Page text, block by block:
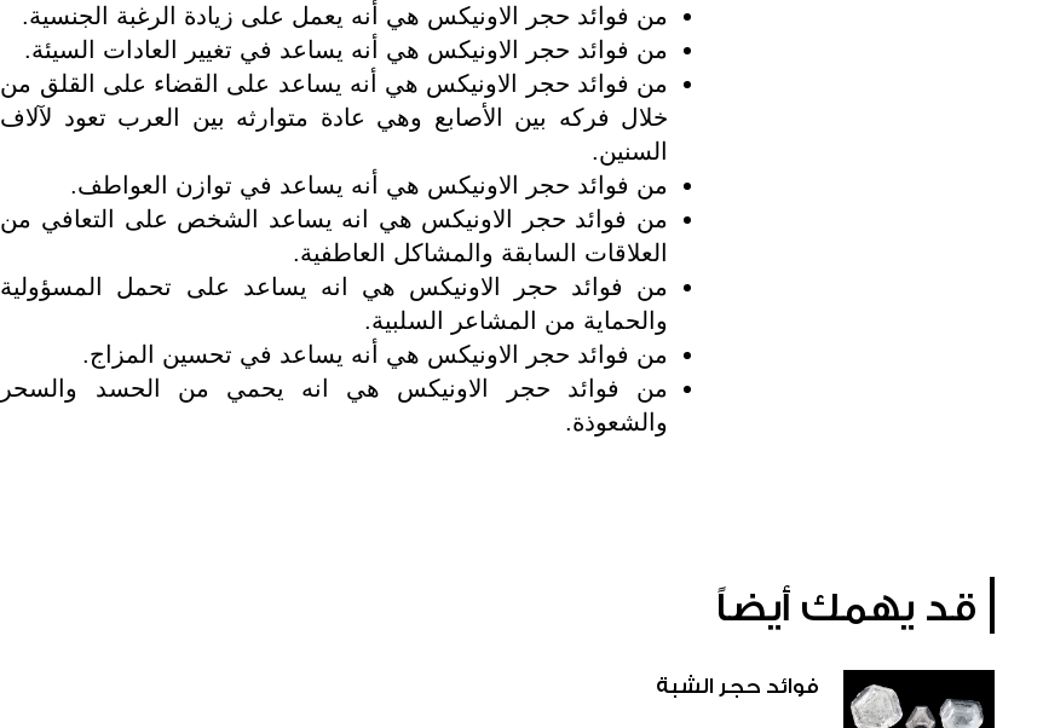
من فوائد حجر الاونيكس هي أنه يعمل على زيادة الرغبة الجنسية.
من فوائد حجر الاونيكس هي أنه يساعد في تغيير العادات السيئة.
من فوائد حجر الاونيكس هي أنه يساعد على القضاء على القلق من
خلال فركه بين الأصابع وهي عادة متوارثه بين العرب تعود لآلاف
السنين.
من فوائد حجر الاونيكس هي أنه يساعد في توازن العواطف.
من فوائد حجر الاونيكس هي انه يساعد الشخص على التعافي من
العلاقات السابقة والمشاكل العاطفية.
من فوائد حجر الاونيكس هي انه يساعد على تحمل المسؤولية
والحماية من المشاعر السلبية.
من فوائد حجر الاونيكس هي أنه يساعد في تحسين المزاج.
من فوائد حجر الاونيكس هي انه يحمي من الحسد والسحر
والشعوذة.
قد يهمك أيضاً
فوائد حجر الشبة